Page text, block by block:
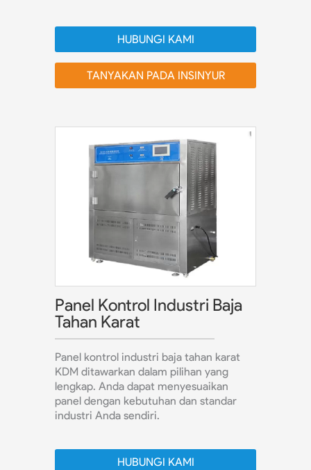
HUBUNGI KAMI
TANYAKAN PADA INSINYUR
Panel Kontrol Industri Baja
Tahan Karat
Panel kontrol industri baja tahan karat
KDM ditawarkan dalam pilihan yang
lengkap. Anda dapat menyesuaikan
panel dengan kebutuhan dan standar
industri Anda sendiri.
HUBUNGI KAMI